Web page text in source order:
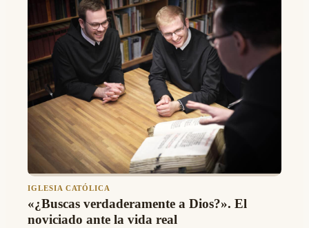
IGLESIA CATÓLICA
«¿Buscas verdaderamente a Dios?». El
noviciado ante la vida real